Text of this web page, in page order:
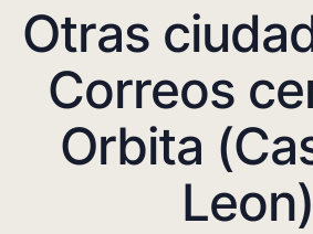
Otras
Correos
Orbita
Leon)